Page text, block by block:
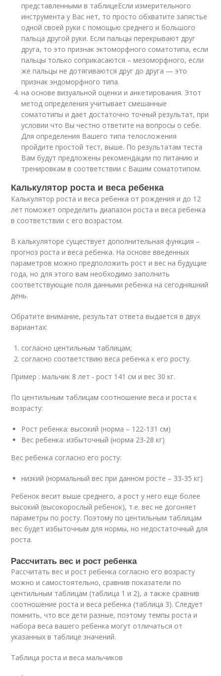
представленными в таблицеЕсли измерительного
инструмента у Вас нет, то просто обхватите запястье
одной своей руки с помощью среднего и большого
пальца другой руки. Если пальцы перекрывают друг
друга, то это признак эктоморфного соматотипа, если
пальцы только соприкасаются – мезоморфного, если
же пальцы не дотягиваются друг до друга — это
признак эндоморфного типа.
на основе визуальной оценки и анкетирования. Этот
метод определения учитывает смешанные
соматотипы и дает достаточно точный результат, при
условии что Вы честно ответите на вопросы о себе.
Для определения Вашего типа телосложения
пройдите простой тест, выше. По результатам теста
Вам будут предложены рекомендации по питанию и
тренировкам в соответствии с Вашим соматотипом.
Калькулятор роста и веса ребенка
Калькулятор роста и веса ребенка от рождения и до 12
лет поможет определить диапазон роста и веса ребенка
в соответствии с его возрастом.
В калькуляторе существует дополнительная функция –
прогноз роста и веса ребенка. На основе введенных
параметров можно предположить рост и вес на будущие
года, но для этого вам необходимо заполнить
соответствующие поля данными ребенка на сегодняшний
день.
Обратите внимание, результат ответа выдается в двух
вариантах:
согласно центильным таблицам;
согласно соответствию веса ребенка к его росту.
Пример : мальчик 8 лет - рост 141 см и вес 30 кг.
По центильным таблицам соотношение веса и роста к
возрасту:
Рост ребенка: высокий (норма – 122-131 см)
Вес ребенка: избыточный (норма 23-28 кг)
Вес ребенка согласно его росту:
низкий (нормальный вес при данном росте – 33-35 кг)
Ребенок весит выше среднего, а рост у него еще более
высокий (высокорослый ребенок), т.е. вес не догоняет
параметры по росту. Поэтому по центильным таблицам
вес будет избыточным для нормы, но недостаточный для
роста.
Рассчитать вес и рост ребенка
Рассчитать вес и рост ребенка согласно его возрасту
можно и самостоятельно, сравнив показатели по
центильным таблицам (таблица 1 и 2), а также сравнив
соотношение роста и веса ребенка (таблица 3). Следует
помнить, что все дети разные, поэтому темпы роста и
набора веса вашего ребенка могут отличаться от
указанных в таблице значений.
Таблица роста и веса мальчиков